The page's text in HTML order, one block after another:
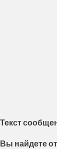
Текст
Вы найдете